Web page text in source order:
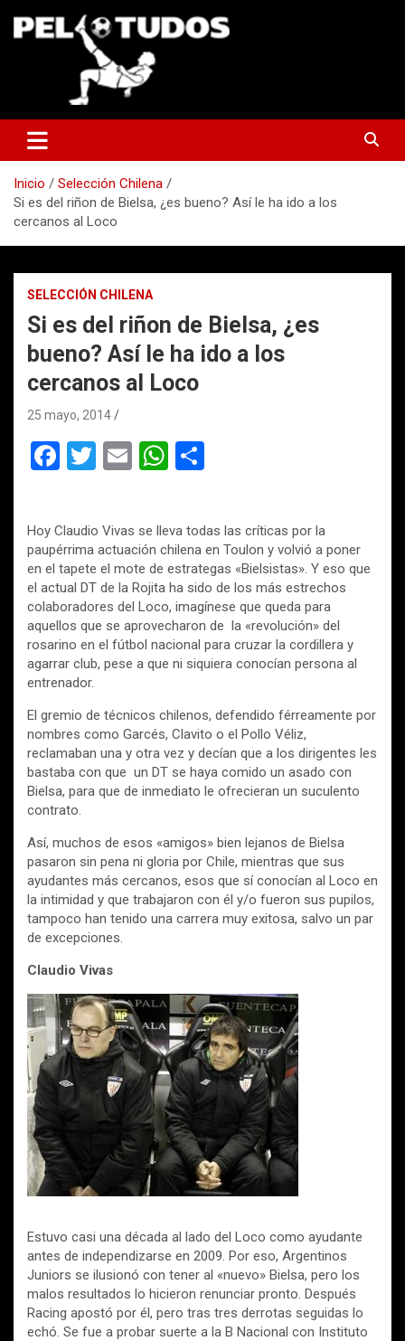
Inicio
Selección Chilena
Si es del riñon de Bielsa, ¿es bueno? Así le ha ido a los
cercanos al Loco
SELECCIÓN CHILENA
Si es del riñon de Bielsa, ¿es
bueno? Así le ha ido a los
cercanos al Loco
25 mayo, 2014
F
b
o
o
k
T
er
E
W
s
A
p
p
p
ar
tir
Hoy Claudio Vivas se lleva todas las críticas por la
paupérrima actuación chilena en Toulon y volvió a poner
en el tapete el mote de estrategas «Bielsistas». Y eso que
el actual DT de la Rojita ha sido de los más estrechos
colaboradores del Loco, imagínese que queda para
aquellos que se aprovecharon de la «revolución» del
rosarino en el fútbol nacional para cruzar la cordillera y
agarrar club, pese a que ni siquiera conocían persona al
entrenador.
El gremio de técnicos chilenos, defendido férreamente por
nombres como Garcés, Clavito o el Pollo Véliz,
reclamaban una y otra vez y decían que a los dirigentes les
bastaba con que un DT se haya comido un asado con
Bielsa, para que de inmediato le ofrecieran un suculento
contrato.
Así, muchos de esos «amigos» bien lejanos de Bielsa
pasaron sin pena ni gloria por Chile, mientras que sus
ayudantes más cercanos, esos que sí conocían al Loco en
la intimidad y que trabajaron con él y/o fueron sus pupilos,
tampoco han tenido una carrera muy exitosa, salvo un par
de excepciones.
Claudio Vivas
Estuvo casi una década al lado del Loco como ayudante
antes de independizarse en 2009. Por eso, Argentinos
Juniors se ilusionó con tener al «nuevo» Bielsa, pero los
malos resultados lo hicieron renunciar pronto. Después
Racing apostó por él, pero tras tres derrotas seguidas lo
echó. Se fue a probar suerte a la B Nacional con Instituto